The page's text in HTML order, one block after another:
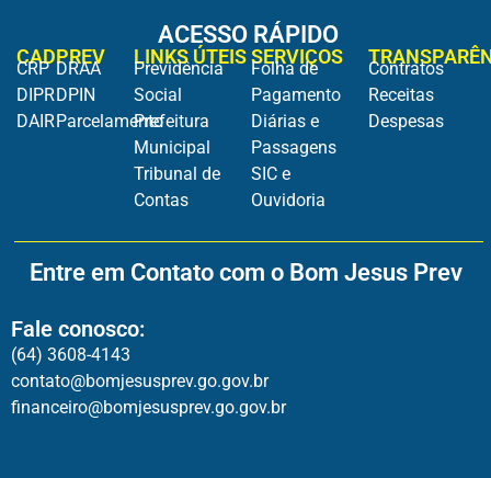
ACESSO RÁPIDO
CADPREV
CRP
DIPR
DAIR
DRAA
DPIN
Parcelamento
LINKS ÚTEIS
Previdência
Social
Prefeitura
Municipal
Tribunal de
Contas
SERVIÇOS
Folha de
Pagamento
Diárias e
Passagens
SIC e
Ouvidoria
Contratos
Receitas
Despesas
Entre em Contato com o Bom Jesus Prev
Fale conosco:
(64) 3608-4143
contato@bomjesusprev.go.gov.br
financeiro@bomjesusprev.go.gov.br